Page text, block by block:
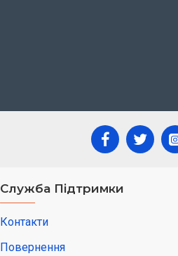
Служба Підтримки
Контакти
Повернення